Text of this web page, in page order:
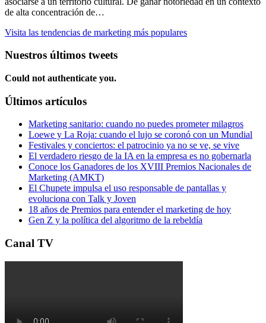
de alta concentración de…
Visita las tendencias de marketing más populares
Nuestros últimos tweets
Could not authenticate you.
Últimos artículos
Marketing sanitario: cuando no puedes prometer milagros
Loewe y La Roja: cuando el lujo se coronó con un Mundial
Festivales y conciertos: el patrocinio ya no se ve, se vive
El verdadero riesgo de la IA en la empresa es no gobernarla
Conoce los Ganadores de los XVIII Premios Nacionales de
Marketing (AMKT)
El Chupete impulsa el uso responsable de pantallas y
evoluciona con Talk y Joven
18 años de Premios para entender el marketing de hoy
Gen Z y la política del algoritmo de la rebeldía
Canal TV